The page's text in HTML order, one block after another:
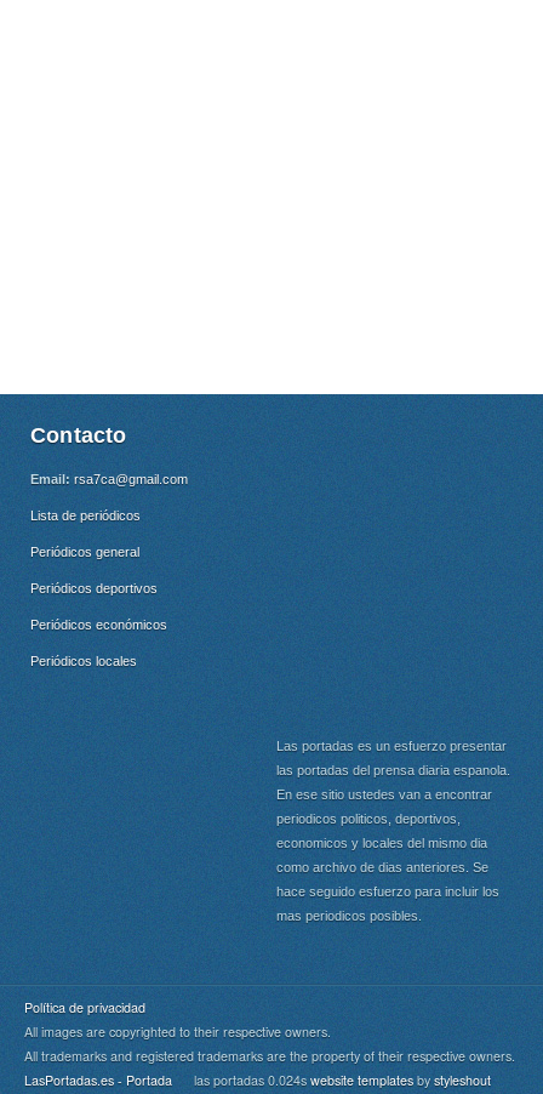
Contacto
Email: rsa7ca@gmail.com
Lista de periódicos
Periódicos general
Periódicos deportivos
Periódicos económicos
Periódicos locales
Las portadas es un esfuerzo presentar
las portadas del prensa diaria espanola.
En ese sitio ustedes van a encontrar
periodicos politicos, deportivos,
economicos y locales del mismo dia
como archivo de dias anteriores. Se
hace seguido esfuerzo para incluir los
mas periodicos posibles.
Política de privacidad
All images are copyrighted to their respective owners.
All trademarks and registered trademarks are the property of their respective owners.
LasPortadas.es - Portada las portadas 0.024s website templates by styleshout